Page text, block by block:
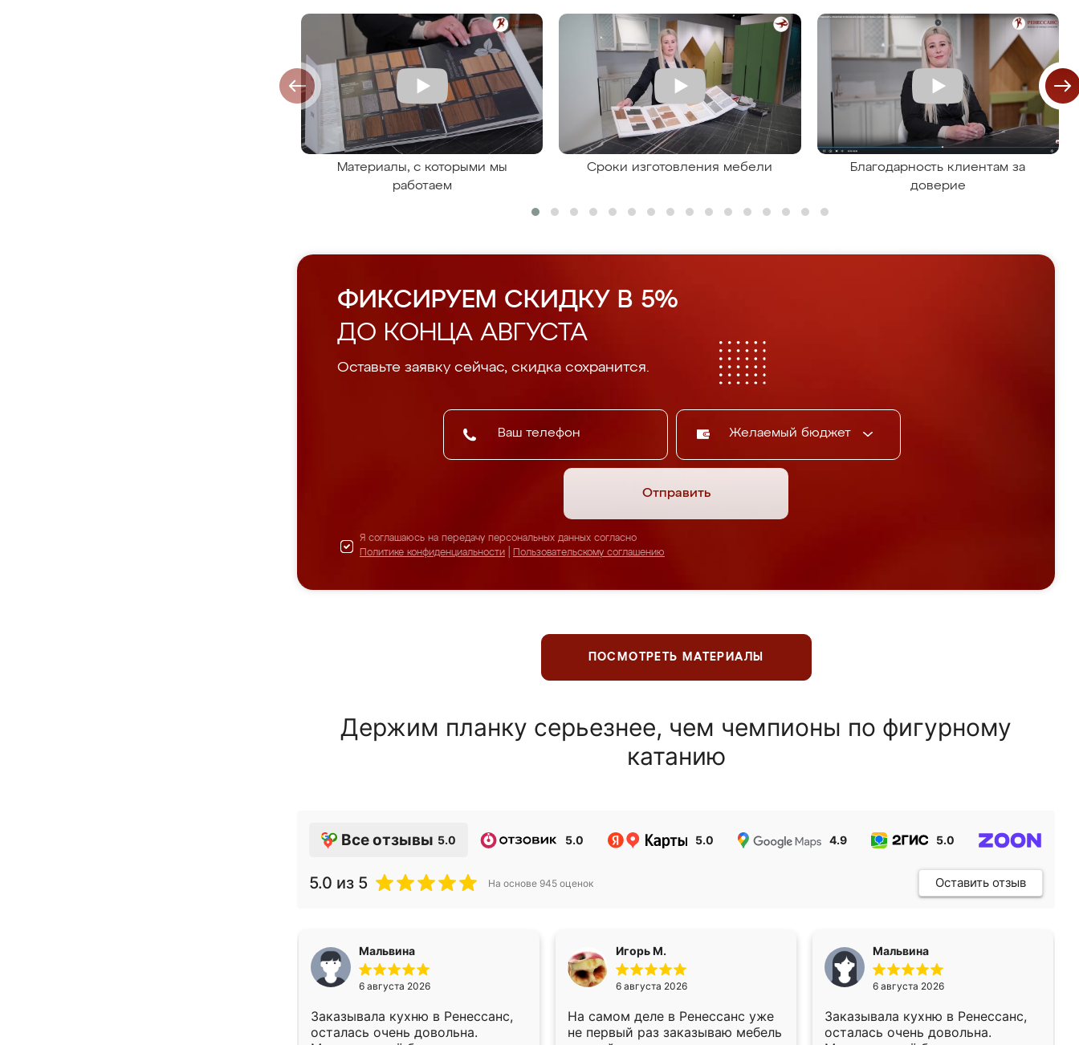
Материалы, с которыми мы
работаем
Сроки изготовления мебели
Благодарность клиентам за
доверие
ФИКСИРУЕМ СКИДКУ В 5%
ДО КОНЦА АВГУСТА
Оставьте заявку сейчас, скидка сохранится.
Желаемый бюджет
Отправить
Я соглашаюсь на передачу персональных данных согласно
Политике конфиденциальности
Пользовательскому соглашению
ПОСМОТРЕТЬ МАТЕРИАЛЫ
Держим планку серьезнее, чем чемпионы по фигурному
катанию
Все отзывы 5.0 5.0 5.0 4.9 5.0
5.0 из 5 На основе 945 оценок Оставить отзыв
Мальвина
6 августа 2026
Заказывала кухню в Ренессанс,
осталась очень довольна.
Игорь М.
6 августа 2026
На самом деле в Ренессанс уже
не первый раз заказываю мебель
Мальвина
6 августа 2026
Заказывала кухню в Ренессанс,
осталась очень довольна.